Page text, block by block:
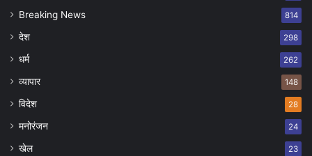
Breaking News 814
देश 298
धर्म 262
व्यापार 148
विदेश 28
मनोरंजन 24
खेल 23